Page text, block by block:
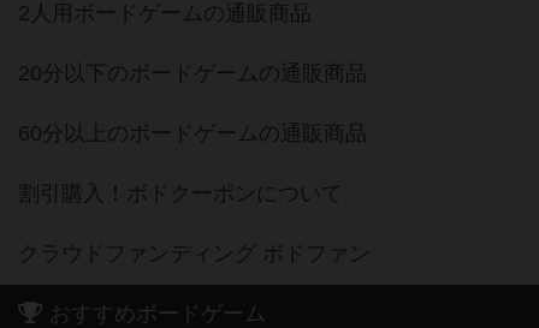
2人用ボードゲームの通販商品
20分以下のボードゲームの通販商品
60分以上のボードゲームの通販商品
割引購入！ボドクーポンについて
クラウドファンディング ボドファン
おすすめボードゲーム